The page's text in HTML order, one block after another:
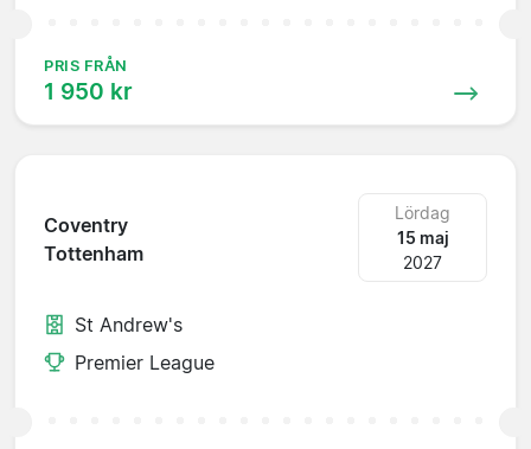
PRIS FRÅN
1 950 kr
Coventry
Tottenham
Lördag
15 maj
2027
St Andrew's
Premier League